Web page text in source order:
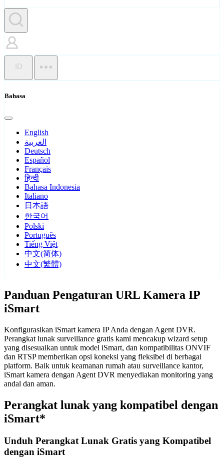
ID
Bahasa
English
العربية
Deutsch
Español
Français
हिन्दी
Bahasa Indonesia
Italiano
日本語
한국어
Polski
Português
Tiếng Việt
中文(简体)
中文(繁體)
Panduan Pengaturan URL Kamera IP
iSmart
Konfigurasikan iSmart kamera IP Anda dengan Agent DVR.
Perangkat lunak surveillance gratis kami mencakup wizard setup
yang disesuaikan untuk model iSmart, dan kompatibilitas ONVIF
dan RTSP memberikan opsi koneksi yang fleksibel di berbagai
platform. Baik untuk keamanan rumah atau surveillance kantor,
iSmart kamera dengan Agent DVR menyediakan monitoring yang
andal dan aman.
Perangkat lunak yang kompatibel dengan
iSmart*
Unduh Perangkat Lunak Gratis yang Kompatibel
dengan iSmart